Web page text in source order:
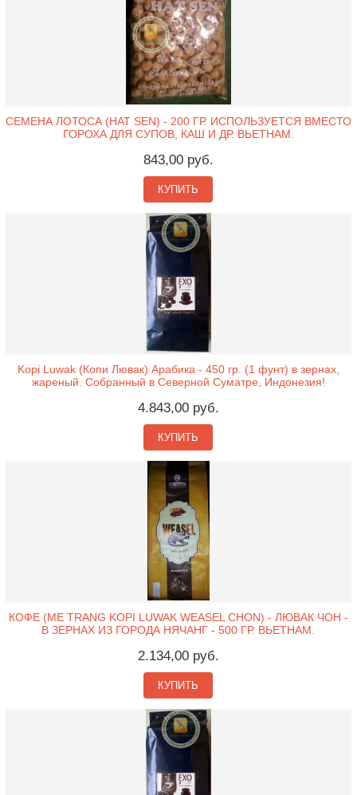
СЕМЕНА ЛОТОСА (HAT SEN) - 200 ГР. ИСПОЛЬЗУЕТСЯ ВМЕСТО
ГОРОХА ДЛЯ СУПОВ, КАШ И ДР. ВЬЕТНАМ.
843,00 руб.
КУПИТЬ
Kopi Luwak (Копи Лювак) Арабика - 450 гр. (1 фунт) в зернах,
жареный. Собранный в Северной Суматре, Индонезия!
4.843,00 руб.
КУПИТЬ
КОФЕ (ME TRANG KOPI LUWAK WEASEL CHON) - ЛЮВАК ЧОН -
В ЗЕРНАХ ИЗ ГОРОДА НЯЧАНГ - 500 ГР. ВЬЕТНАМ.
2.134,00 руб.
КУПИТЬ